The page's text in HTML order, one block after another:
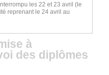
les 22 et 23 avril (le
reprenant le 24 avril au
à
des diplômes